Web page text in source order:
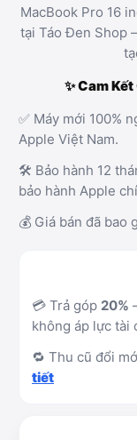
MacBook Pro 16
tại Táo Đen Shop
✨ Cam
✅ Máy mới 100%
Apple Việt Nam.
🛠️ Bảo hành 12
bảo hành Apple
💰 Giá bán đã bao
💳 Trả góp 20%
không áp lực tài
🔁 Thu cũ đổi
tiết